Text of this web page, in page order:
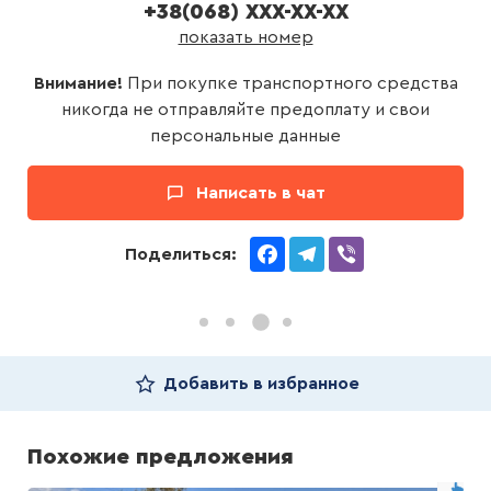
+38(068) XXX-XX-XX
показать номер
Внимание! При покупке транспортного средства
никогда не отправляйте предоплату и свои
персональные данные
Написать в чат
Поделиться: FacebookTelegram
Добавить в избранное
Похожие предложения